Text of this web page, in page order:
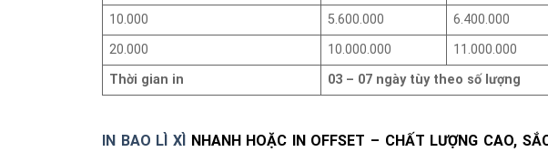
10.000
5.600.000 6.400.000
20.000
10.000.000 11.000.000
Thời gian in
03 – 07 ngày tùy theo số lượng
IN BAO LÌ XÌNHANH HOẶC IN OFFSET – CHẤT LƯỢNG CAO,